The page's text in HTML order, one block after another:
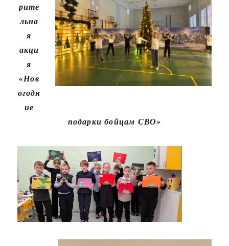
рите
льна
я
акци
я
«Нов
огодн
ие
подарки бойцам СВО»